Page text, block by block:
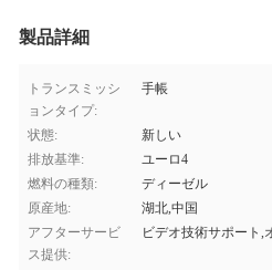
製品詳細
トランスミッシ
ョンタイプ:
手帳
状態:
新しい
排放基準:
ユーロ4
燃料の種類:
ディーゼル
原産地:
湖北,中国
アフターサービ
ス提供:
ビデオ技術サポート,